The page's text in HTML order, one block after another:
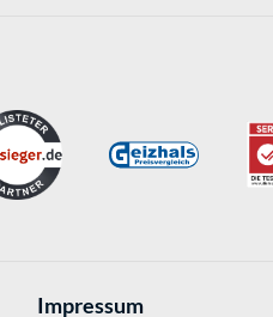
Impressum